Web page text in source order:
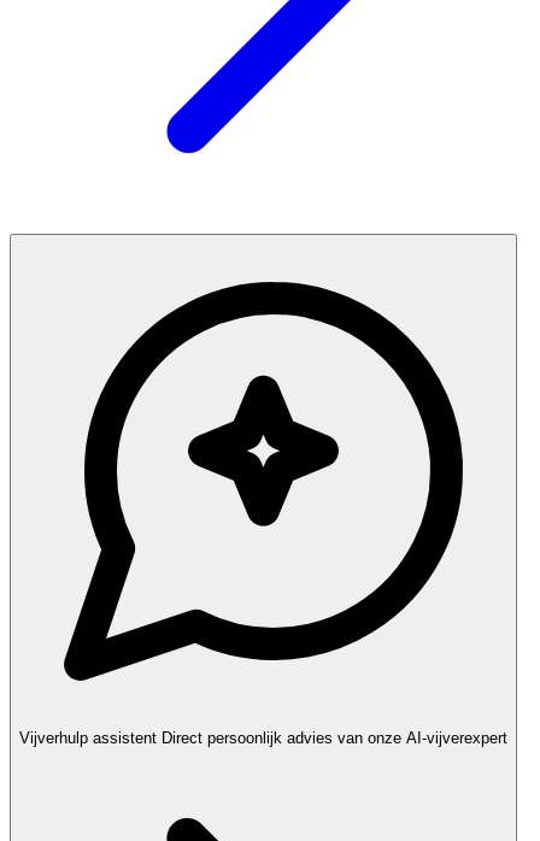
Vijverhulp assistent Direct persoonlijk advies van onze AI-vijverexpert